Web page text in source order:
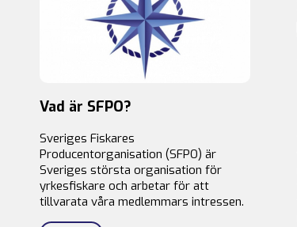
Vad är SFPO?
Sveriges Fiskares
Producentorganisation (SFPO) är
Sveriges största organisation för
yrkesfiskare och arbetar för att
tillvarata våra medlemmars intressen.